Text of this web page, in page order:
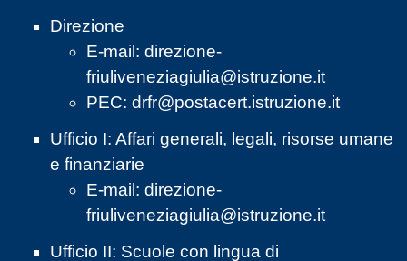
Direzione
E-mail: direzione-
friuliveneziagiulia@istruzione.it
PEC: drfr@postacert.istruzione.it
Ufficio I: Affari generali, legali, risorse umane
e finanziarie
E-mail: direzione-
friuliveneziagiulia@istruzione.it
Ufficio II: Scuole con lingua di